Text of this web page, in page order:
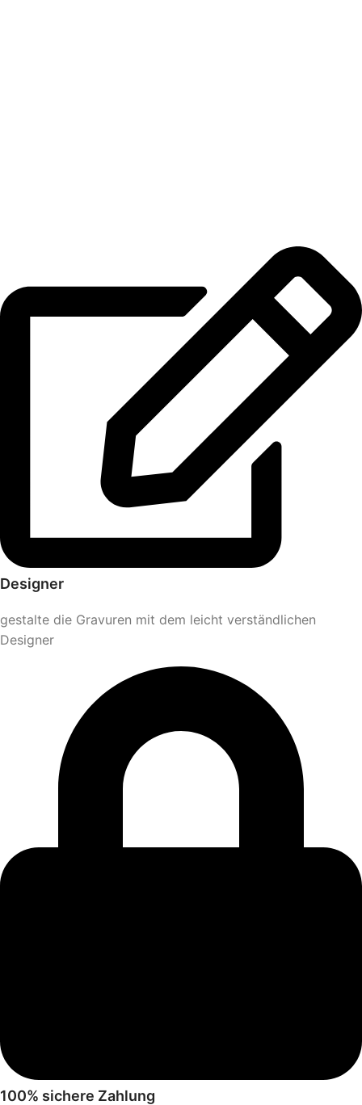
Designer
gestalte die Gravuren mit dem leicht verständlichen
Designer
100% sichere Zahlung